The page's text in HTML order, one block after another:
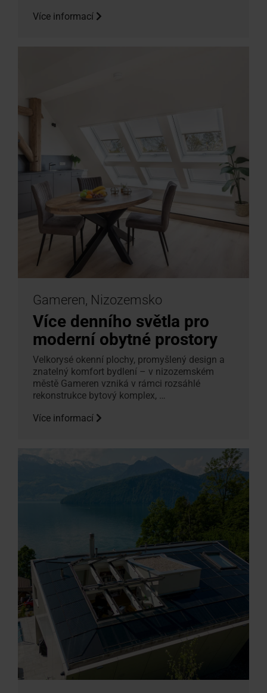
Více informací
Gameren, Nizozemsko
Více denního světla pro
moderní obytné prostory
Velkorysé okenní plochy, promyšlený design a
znatelný komfort bydlení – v nizozemském
městě Gameren vzniká v rámci rozsáhlé
rekonstrukce bytový komplex, …
Více informací